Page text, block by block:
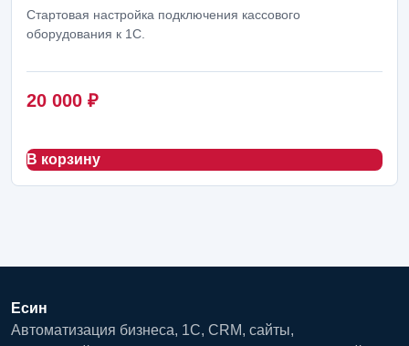
Стартовая настройка подключения кассового
оборудования к 1С.
20 000 ₽
В корзину
Есин
Автоматизация бизнеса, 1С, CRM, сайты,